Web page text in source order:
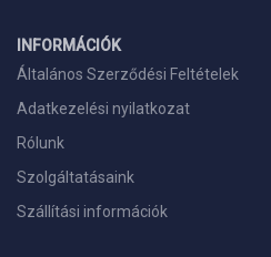
INFORMÁCIÓK
Általános Szerződési Feltételek
Adatkezelési nyilatkozat
Rólunk
Szolgáltatásaink
Szállítási információk